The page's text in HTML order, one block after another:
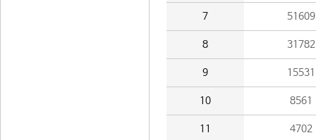
7 51609
8 31782
9 15531
10 8561
11 4702